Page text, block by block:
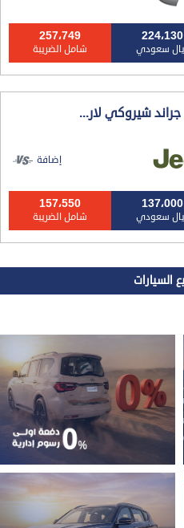
224،130
سعودي
257،749
شامل الضريبة
شيروكي لار...
إضافة
137،000
سعودي
157،550
شامل الضريبة
السيارات